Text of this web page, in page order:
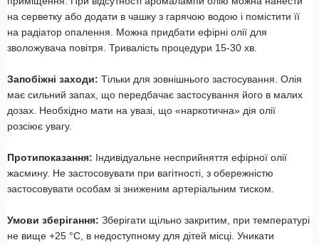
на серветку або додати в чашку з гарячою водою і помістити її
на радіатор опалення. Можна придбати ефірні олії для
зволожувача повітря. Тривалість процедури 15-30 хв.
Запобіжні заходи: Тільки для зовнішнього застосування. Олія
має сильний запах, що передбачає застосування його в малих
дозах. Необхідно мати на увазі, що «наркотична» дія олії
розсіює увагу.
Протипоказання: Індивідуальне несприйняття ефірної олії
жасмину. Не застосовувати при вагітності, з обережністю
застосовувати особам зі зниженим артеріальним тиском.
Умови зберігання: Зберігати щільно закритим, при температурі
не вище +25 °С, в недоступному для дітей місці. Уникати